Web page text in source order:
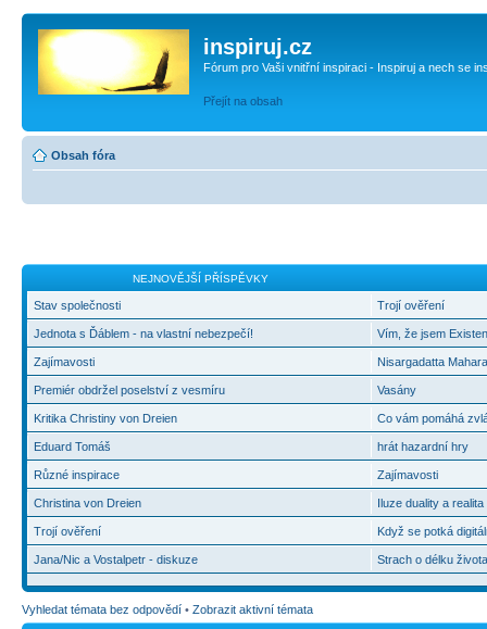
inspiruj.cz
Fórum pro Vaši vnitřní inspiraci - Inspiruj a nech se
Přejít na obsah
Obsah fóra
NEJNOVĚJŠÍ PŘÍSPĚVKY
Stav společnosti
Jednota s Ďáblem - na vlastní nebezpečí!
Zajímavosti
Premiér obdržel poselství z vesmíru
Kritika Christiny von Dreien
Eduard Tomáš
Různé inspirace
Christina von Dreien
Trojí ověření
Jana/Nic a Vostalpetr - diskuze
Trojí ověření
Vím, že jsem
Nisargadatta
Vasány
Co vám pomáhá
hrát hazardní hry
Zajímavosti
Iluze duality a
Když se potká
Strach o délku
Vyhledat témata bez odpovědí • Zobrazit aktivní témata